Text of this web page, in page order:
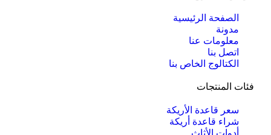
الصفحة الرئيسية
مدونة
معلومات عنا
اتصل بنا
الكتالوج الخاص بنا
فئات المنتجات
سعر قاعدة الأريكة
شراء قاعدة أريكة
أدوات الأثاث